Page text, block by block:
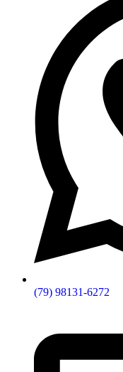
(79) 98131-6272